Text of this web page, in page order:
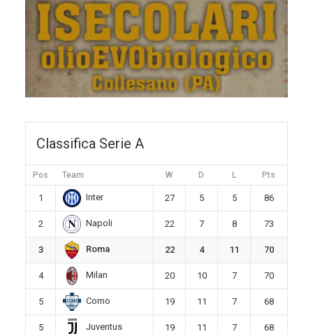
Classifica Serie A
Pos Team W D L Pts
1 Inter 27 5 5 86
2 Napoli 22 7 8 73
3 Roma 22 4 11 70
4 Milan 20 10 7 70
5 Como 19 11 7 68
5 Juventus 19 11 7 68